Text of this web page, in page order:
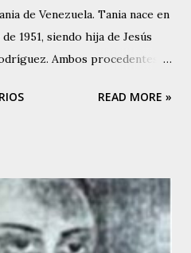
de Venezuela. Tania nace en
1951, siendo hija de Jesús
Ambos procedentes
Rodríguez, a finales de la
desde los 5 años de edad,
de Buck Rogers, que
en Radio Caracas –
READ MORE »